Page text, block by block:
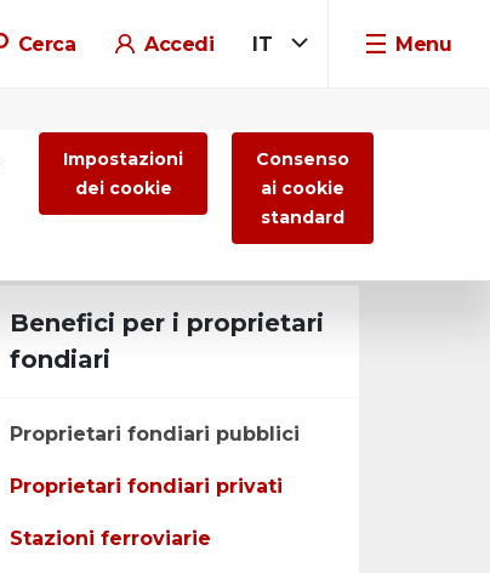
Cerca Accedi IT Menu
Benefici per i proprietari
fondiari
Proprietari fondiari pubblici
Proprietari fondiari privati
Stazioni ferroviarie
Impostazioni
dei cookie
Consenso
ai cookie
standard